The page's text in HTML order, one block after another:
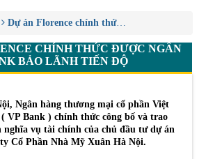
Dự án Florence chính thức được ngân hàng
CHÍNH THỨC ĐƯỢC NGÂN
BẢO LÃNH TIẾN ĐỘ
Ngân hàng thương mại cổ phần Việt
VP Bank ) chính thức công bố và trao
nghĩa vụ tài chính của chủ đầu tư dự án
Cổ Phần Nhà Mỹ Xuân Hà Nội.